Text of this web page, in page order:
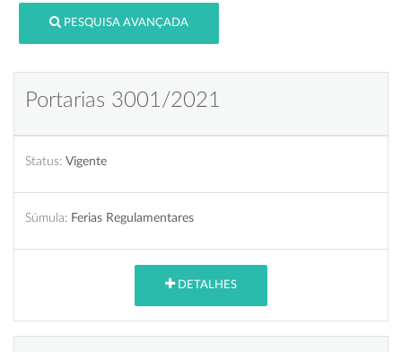
PESQUISA AVANÇADA
Portarias 3001/2021
Status: Vigente
Súmula: Ferias Regulamentares
DETALHES